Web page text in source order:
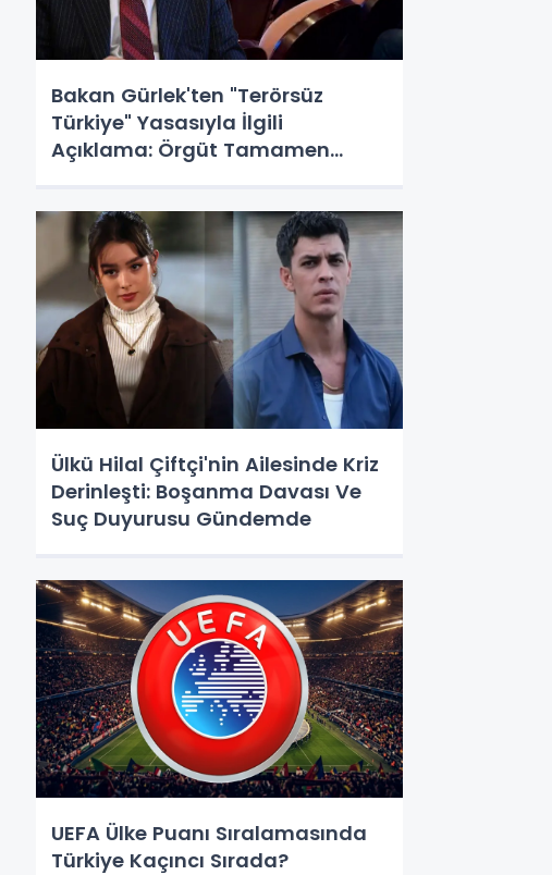
Bakan Gürlek'ten "Terörsüz
Türkiye" Yasasıyla İlgili
Açıklama: Örgüt Tamamen
Ülkü Hilal Çiftçi'nin Ailesinde Kriz
Derinleşti: Boşanma Davası Ve
Suç Duyurusu Gündemde
UEFA Ülke Puanı Sıralamasında
Türkiye Kaçıncı Sırada?